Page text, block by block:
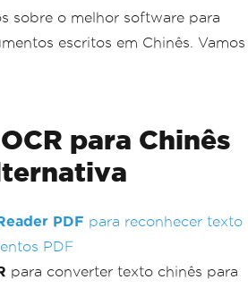
sobre o melhor software para
escritos em Chinês. Vamos
para Chinês
PDF para reconhecer texto
PDF
para converter texto chinês para